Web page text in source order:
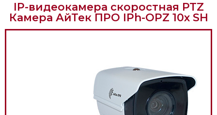
IP-видеокамера скоростная PTZ
Камера АйТек ПРО IPh-OPZ 10x SH